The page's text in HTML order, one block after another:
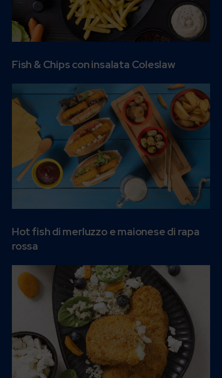
Fish & Chips con insalata Coleslaw
Hot fish di merluzzo e maionese di rapa
rossa